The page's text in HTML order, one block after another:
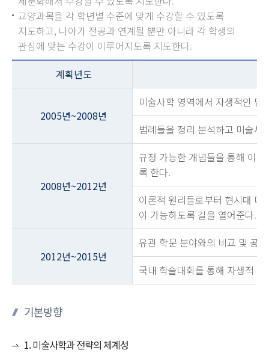
교양과목을 각 학년별 수준에 맞게 수강할 수 있도록
지도하고, 나아가 전공과 연계될 뿐만 아니라 각 학생의
관심에 맞는 수강이 이루어지도록 지도한다.
계획년도
2005년~2008년
미술사학 영역에서 자생적인
범례들을 정리 분석하고 미술
2008년~2012년
규정 가능한 개념들을 통해 이
록 한다.
이론적 원리들로부터 현시대 미
이 가능하도록 길을 열어준다.
2012년~2015년
유관 학문 분야와의 비교 및 공
국내 학술대회를 통해 자생적
기본방향
1. 미술사학과 전략의 체계성